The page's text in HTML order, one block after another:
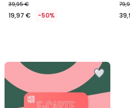
39,95 €
19,97 € -50%